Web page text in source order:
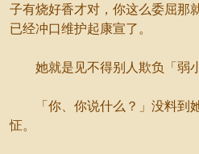
子有烧好香才对，你这么委屈那
已经冲口维护起康宣了。
她就是见不得别人欺负「弱小
「你、你说什么？」没料到
怔。